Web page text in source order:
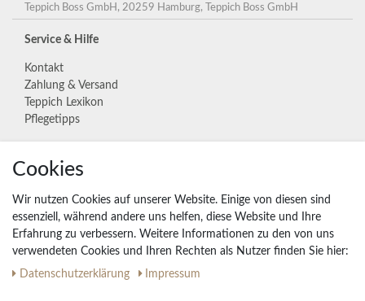
Teppich Boss GmbH, 20259 Hamburg, Teppich Boss GmbH
Service & Hilfe
Kontakt
Zahlung & Versand
Teppich Lexikon
Pflegetipps
Unternehmen
Widerrufs­recht
Vertrag widerrufen
Impressum
Daten­schutz­erklärung
AGB
Cookies
Wir nutzen Cookies auf unserer Website. Einige von diesen sind
essenziell, während andere uns helfen, diese Website und Ihre
Erfahrung zu verbessern. Weitere Informationen zu den von uns
verwendeten Cookies und Ihren Rechten als Nutzer finden Sie hier:
Daten­schutz­erklärung
Impressum